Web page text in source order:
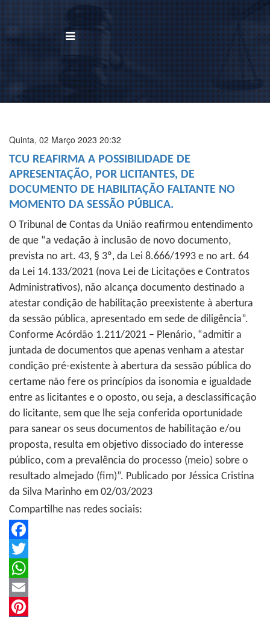
Quinta, 02 Março 2023 20:32
TCU REAFIRMA A POSSIBILIDADE DE
APRESENTAÇÃO, POR LICITANTES, DE
DOCUMENTO DE HABILITAÇÃO FALTANTE NO
MOMENTO DA SESSÃO PÚBLICA.
O Tribunal de Contas da União reafirmou entendimento
de que “a vedação à inclusão de novo documento,
prevista no art. 43, § 3º, da Lei 8.666/1993 e no art. 64
da Lei 14.133/2021 (nova Lei de Licitações e Contratos
Administrativos), não alcança documento destinado a
atestar condição de habilitação preexistente à abertura
da sessão pública, apresentado em sede de diligência”.
Conforme Acórdão 1.211/2021 – Plenário, “admitir a
juntada de documentos que apenas venham a atestar
condição pré-existente à abertura da sessão pública do
certame não fere os princípios da isonomia e igualdade
entre as licitantes e o oposto, ou seja, a desclassificação
do licitante, sem que lhe seja conferida oportunidade
para sanear os seus documentos de habilitação e/ou
proposta, resulta em objetivo dissociado do interesse
público, com a prevalência do processo (meio) sobre o
resultado almejado (fim)”. Publicado por Jéssica Cristina
da Silva Marinho em 02/03/2023
Compartilhe nas redes sociais:
Facebook
Twitter
WhatsApp
Email
BUSCAR
Institucional
Área de Atuação
Treinamentos
Trabalhe Conosco
Contato